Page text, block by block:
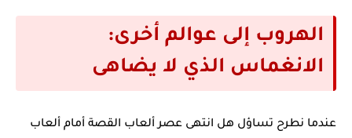
الهروب إلى عوالم أخرى:
الانغماس الذي لا يضاهى
عندما نطرح تساؤل هل انتهى عصر ألعاب القصة أمام ألعاب